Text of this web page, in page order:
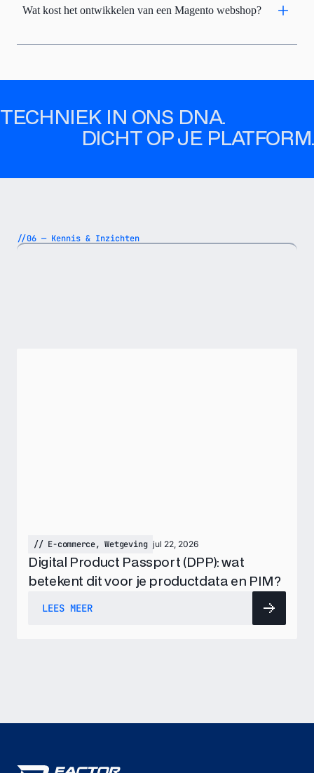
Wat kost het ontwikkelen van een Magento webshop?
TECHNIEK IN ONS DNA.
DICHT OP JE PLATFORM.
//06 — Kennis & Inzichten
// E-commerce,Wetgeving jul 22, 2026
Digital Product Passport (DPP): wat
betekent dit voor je productdata en PIM?
LEES MEER